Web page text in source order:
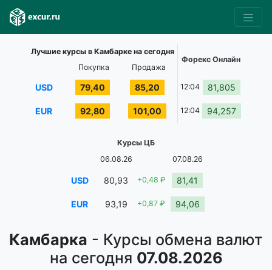
Камбарка - Курсы обмена валют
на сегодня 07.08.2026
Лучшие курсы в Камбарке на сегодня
Форекс Онлайн
Покупка
Продажа
USD 79,40 85,20 12:04 81,805
EUR 92,80 101,00 12:04 94,257
Курсы ЦБ
06.08.26
07.08.26
USD 80,93 +0,48 ₽ 81,41
EUR 93,19 +0,87 ₽ 94,06